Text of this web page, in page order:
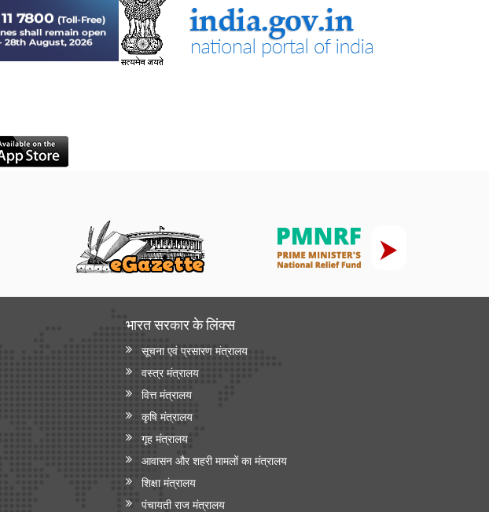
भारत सरकार के लिंक्‍स
सूचना एवं प्रसारण मंत्रालय
वस्त्र मंत्रालय
वित्त मंत्रालय
कृषि मंत्रालय
गृह मंत्रालय
आवासन और शहरी मामलों का मंत्रालय
शिक्षा मंत्रालय
पंचायती राज मंत्रालय